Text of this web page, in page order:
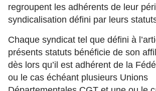
regroupent les adhérents de leur
syndicalisation défini par leurs
Chaque syndicat tel que défini à
présents statuts bénéficie de son
dès lors qu’il est adhérent de la
ou le cas échéant plusieurs Unions